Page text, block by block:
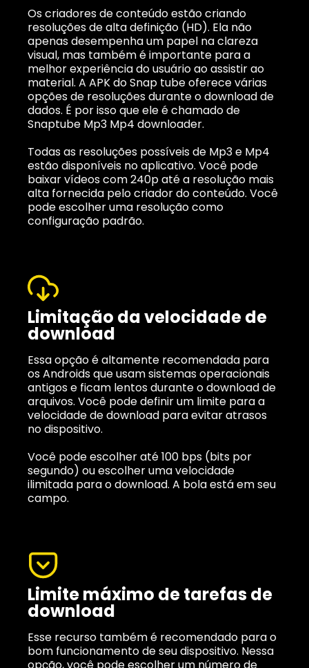
Os criadores de conteúdo estão criando
resoluções de alta definição (HD). Ela não
apenas desempenha um papel na clareza
visual, mas também é importante para a
melhor experiência do usuário ao assistir ao
material. A APK do Snap tube oferece várias
opções de resoluções durante o download de
dados. É por isso que ele é chamado de
Snaptube Mp3 Mp4 downloader.
Todas as resoluções possíveis de Mp3 e Mp4
estão disponíveis no aplicativo. Você pode
baixar vídeos com 240p até a resolução mais
alta fornecida pelo criador do conteúdo. Você
pode escolher uma resolução como
configuração padrão.
Limitação da velocidade de
download
Essa opção é altamente recomendada para
os Androids que usam sistemas operacionais
antigos e ficam lentos durante o download de
arquivos. Você pode definir um limite para a
velocidade de download para evitar atrasos
no dispositivo.
Você pode escolher até 100 bps (bits por
segundo) ou escolher uma velocidade
ilimitada para o download. A bola está em seu
campo.
Limite máximo de tarefas de
download
Esse recurso também é recomendado para o
bom funcionamento de seu dispositivo. Nessa